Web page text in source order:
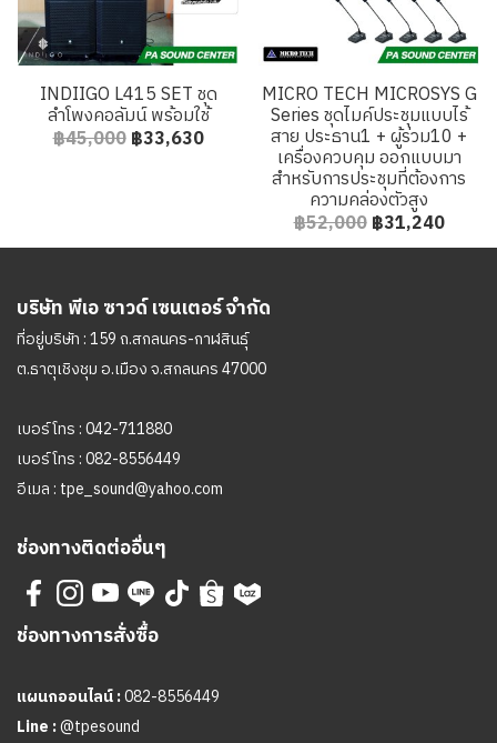
INDIIGO L415 SET ชุด
ลำโพงคอลัมน์ พร้อมใช้
฿45,000 ฿33,630
MICRO TECH MICROSYS G
Series ชุดไมค์ประชุมแบบไร้
สาย ประธาน1 + ผู้ร่วม10 +
เครื่องควบคุม ออกแบบมา
สำหรับการประชุมที่ต้องการ
ความคล่องตัวสูง
฿52,000 ฿31,240
บริษัท พีเอ ซาวด์ เซนเตอร์ จำกัด
ที่อยู่บริษัท : 159 ถ.สกลนคร-กาฬสินธุ์
ต.ธาตุเชิงชุม อ.เมือง จ.สกลนคร 47000
เบอร์โทร :042-711880
เบอร์โทร :082-8556449
อีเมล : tpe_sound@yahoo.com
ช่องทางติดต่ออื่นๆ
ช่องทางการสั่งซื้อ
แผนกออนไลน์ :082-8556449
Line :@tpesound